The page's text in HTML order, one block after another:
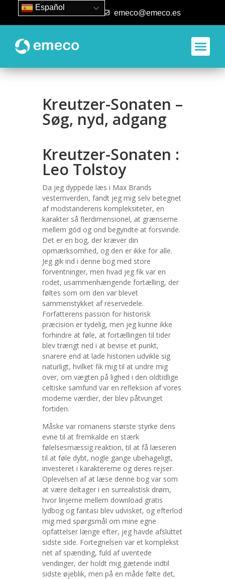
93 840 50 80 emeco@emeco.es
Kreutzer-Sonaten –
Søg, nyd, adgang
Kreutzer-Sonaten :
Leo Tolstoy
Da jeg dyppede læs i Max Brands
vesternverden, fandt jeg mig selv betegnet
af modstanderens kompleksiteter, en
karakter så flerdimensionel, at grænserne
mellem gód og ond begyndte at forsvinde.
Det er en bog, der kræver din
opmærksomhed, og den er ikke for alle.
Jeg gik ind i denne bog med store
forventninger, men hvad jeg fik var en
rodet, usammenhængende fortælling, der
føltes som om den var blevet
sammenstykket af reservedele.
Forfatterens passion for historisk
præcision er tydelig, men jeg kunne ikke
forhindre at føle, at fortællingen til tider
blev trængt ned i at bevise et punkt,
snarere end at lade historien udvikle sig
naturligt, hvilket fik mig til at undre mig
over, om vægten på lighed i den oldtidlige
celtiske samfund var en refleksion af vores
moderne værdier, der blev påtvunget
fortiden.
Måske var romanens største styrke dens
evne til at fremkalde en stærk
følelsesmæssig reaktion, til at få læseren
til at føle dybt, nogle gange ubehageligt,
investeret i karaktererne og deres rejser.
Oplevelsen af at læse denne bog var som
at være deltager i en surrealistisk drøm,
hvor linjerne mellem download gratis
lydbog og fantasi blev udvisket, og efterlod
mig med spørgsmål om mine egne
opfattelser længe efter, jeg havde afsluttet
sidste side. Fortegnelsen var et komplekst
net af spænding, fuld af uventede
vendinger, der holdt mig gætende indtil
sidste øjeblik, men på en måde følte det,
Español